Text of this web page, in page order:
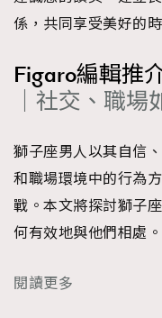
係，共同享受美好的時
Figaro編輯推
｜社交、職場
獅子座男人以其自信
和職場環境中的行為
戰。本文將探討獅子
何有效地與他們相處。
閱讀更多